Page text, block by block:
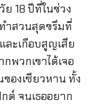
ย 18 ปีที่ในช่วง
ำสวนสุดขรึมที่
ละเกือบสูญเสีย
พวกเขาได้เจอ
องเซียวหาน ทั้ง
ต์ จนเธออยาก